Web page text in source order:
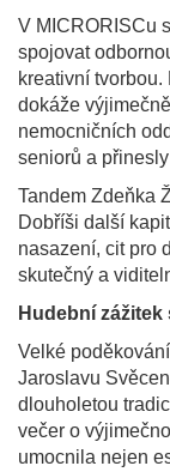
V MICRORISCu
spojovat
kreativní
dokáže
nemocničních
seniorů a
Tandem Zdeňka
Dobříši další
nasazení, cit pro
skutečný a
Hudební
Velké
Jaroslavu
dlouholetou
večer o
umocnila nejen